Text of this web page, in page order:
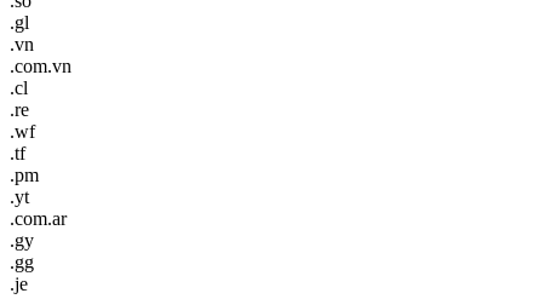
.gl
.vn
.com.vn
.cl
.re
.wf
.tf
.pm
.yt
.com.ar
.gy
.gg
.je